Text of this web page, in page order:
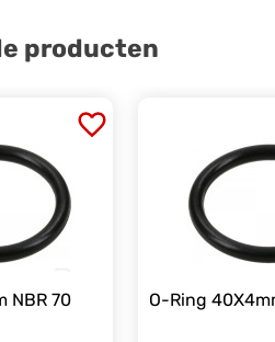
producten
NBR 70 O-Ring